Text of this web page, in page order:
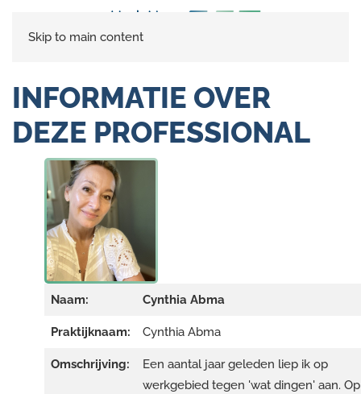
Skip to main content
INFORMATIE OVER
DEZE PROFESSIONAL
Naam: Cynthia Abma
Praktijknaam: Cynthia Abma
Omschrijving:
Een aantal jaar geleden liep ik op
werkgebied tegen 'wat dingen' aan. Op